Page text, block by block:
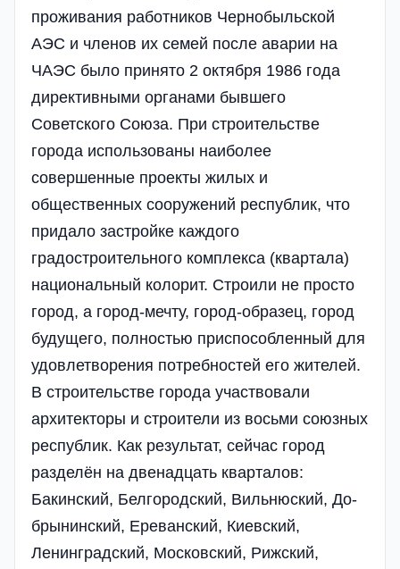
проживания работников Чернобыльской
АЭС и членов их семей после аварии на
ЧАЭС было принято 2 октября 1986 года
директивными органами бывшего
Советского Союза. При строительстве
города использованы наиболее
совершенные проекты жилых и
общественных сооружений республик, что
придало застройке каждого
градостроительного комплекса (квартала)
национальный колорит. Строили не просто
город, а город-мечту, город-образец, город
будущего, полностью приспособленный для
удовлетворения потребностей его жителей.
В строительстве города участвовали
архитекторы и строители из восьми союзных
республик. Как результат, сейчас город
разделён на двенадцать кварталов:
Бакинский, Белгородский, Вильнюский, До­
бры­нинский, Ереванский, Киевский,
Ленинградский, Мос­ковский, Риж­ский,